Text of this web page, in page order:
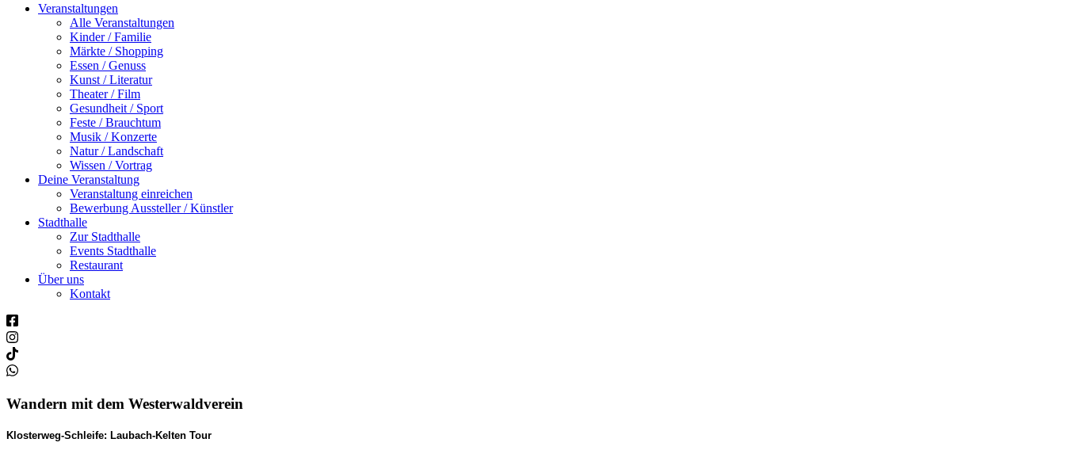
Veranstaltungen
Alle Veranstaltungen
Kinder / Familie
Märkte / Shopping
Essen / Genuss
Kunst / Literatur
Theater / Film
Gesundheit / Sport
Feste / Brauchtum
Musik / Konzerte
Natur / Landschaft
Wissen / Vortrag
Deine Veranstaltung
Veranstaltung einreichen
Bewerbung Aussteller / Künstler
Stadthalle
Zur Stadthalle
Events Stadthalle
Restaurant
Über uns
Kontakt
Wandern mit dem Westerwaldverein
Klosterweg-Schleife: Laubach-Kelten Tour